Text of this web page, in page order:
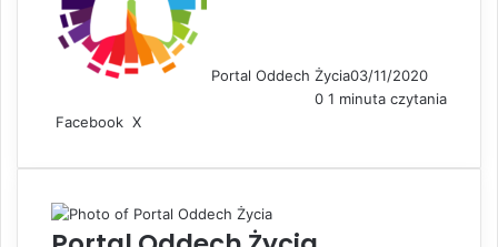
Portal Oddech Życia03/11/2020
0 1 minuta czytania
Facebook X
n
e
d
a
e
v
u
u
j